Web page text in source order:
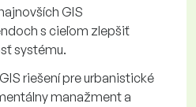
GIS
s cieľom zlepšiť
systému.
riešení pre urbanistické
manažment a